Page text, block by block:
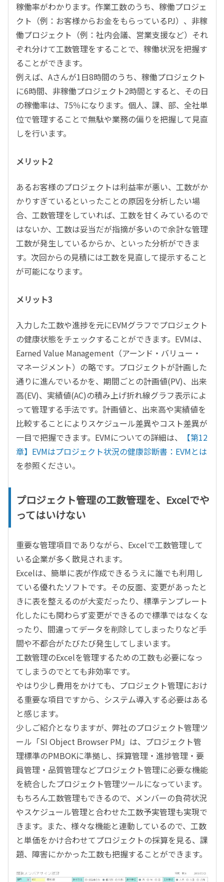
稼働率がわかります。作業工数のうち、稼働プロジェ
クト（例：お客様からお金をもらっているPJ）、非稼
働プロジェクト（例：社内会議、営業支援など）それ
ぞれ分けて工数管理をすることで、稼働状況を把握す
ることができます。
例えば、Aさんが1日8時間のうち、稼働プロジェクト
に6時間、非稼働プロジェクト2時間とすると、その日
の稼働率は、75％になります。個人、課、部、全社単
位で管理することで無駄や業務の偏りを把握して見直
しを行います。
メリット2
あるお客様のプロジェクトは利益率が悪い、工数がか
かりすぎているといったことの原因を分析したい場
合、工数管理をしていれば、工数を甘くみているので
はないか、工数は妥当だが指摘が多いので余計な管理
工数が発生しているからか、といった分析ができま
す。次回からの見積には工数を見直して提示すること
が可能になります。
メリット3
入力した工数や進捗を元にEVMグラフでプロジェクト
の健康状態をチェックすることができます。EVMは、
Earned Value Management（アーンド・バリュー・
マネージメント）の略です。プロジェクトが計画した
通りに進んでいるかを、期間ごとの計画値(PV)、出来
高(EV)、実績値(AC)の積み上げ折れ線グラフ表示によ
って管理する手法です。計画値と、出来高や実績値を
比較することによりスケジュール差異やコスト差異が
一目で把握できます。EVMについての詳細は、
【第12
章】EVMはプロジェクト状況の健康診断書：EVMとは
を参照ください。
プロジェクト管理の工数管理を、Excelでや
ってはいけない
重要な管理項目でありながら、Excelで工数管理して
いる企業が多く散見されます。
Excelは、簡単に表が作成できるうえに誰でも利用し
ている優れたソフトです。その反面、変更があったと
きに表を整えるのが大変だったり、標準テンプレート
化したにも関わらず変更ができるので標準ではなくな
ったり、間違ってデータを削除してしまったりなど手
間や不都合がたびたび発生してしまいます。
工数管理のExcelを管理するための工数も必要になっ
てしまうのでとても非効率です。
やはり少し費用をかけても、プロジェクト管理におけ
る重要な項目ですから、システム導入する必要はある
と感じます。
少しご紹介となりますが、弊社のプロジェクト管理ツ
ール「SI Object Browser PM」は、プロジェクト管
理標準のPMBOKに準拠し、採算管理・進捗管理・要
員管理・品質管理などプロジェクト管理に必要な機能
を統合したプロジェクト管理ツールになっています。
もちろん工数管理もできるので、メンバーの負荷状況
やスケジュール管理と合わせた工数予実管理も実現で
きます。また、様々な機能と連動しているので、工数
と単価をかけ合わせてプロジェクトの採算を見る、課
題、障害にかかった工数も把握することができます。